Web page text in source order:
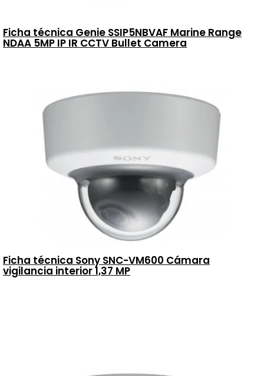
Ficha técnica Genie SSIP5NBVAF Marine Range
NDAA 5MP IP IR CCTV Bullet Camera
Ficha técnica Sony SNC-VM600 Cámara
vigilancia interior 1,37 MP